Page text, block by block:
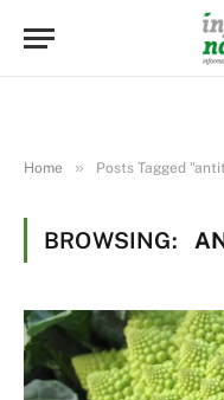
Home » Posts Tagged
BROWSING: